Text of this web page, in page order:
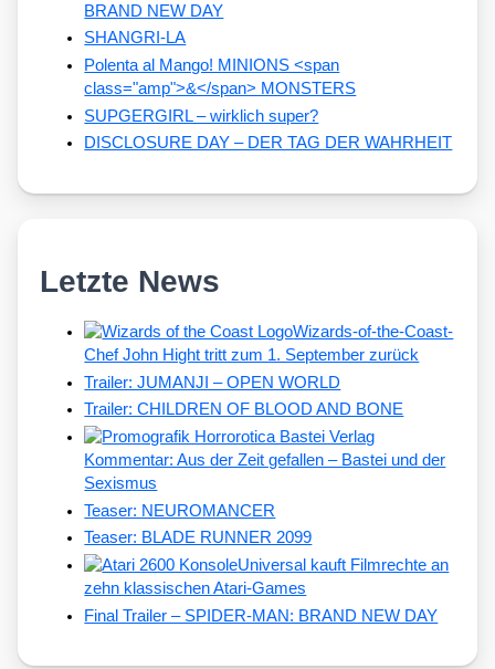
BRAND NEW DAY
SHANGRI-LA
Polenta al Mango! MINIONS <span
class="amp">&</span> MONSTERS
SUPGERGIRL – wirklich super?
DISCLOSURE DAY – DER TAG DER WAHRHEIT
Letzte News
Wizards-of-the-Coast-
Chef John Hight tritt zum 1. September zurück
Trailer: JUMANJI – OPEN WORLD
Trailer: CHILDREN OF BLOOD AND BONE
Kommentar: Aus der Zeit gefallen – Bastei und der
Sexismus
Teaser: NEUROMANCER
Teaser: BLADE RUNNER 2099
Universal kauft Filmrechte an
zehn klassischen Atari-Games
Final Trailer – SPIDER-MAN: BRAND NEW DAY